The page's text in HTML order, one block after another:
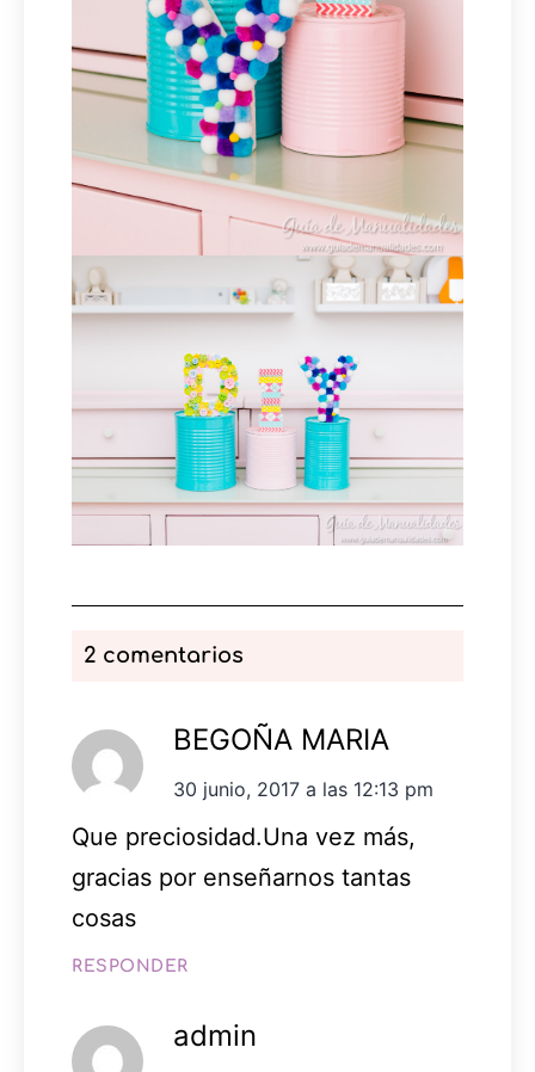
2 comentarios
BEGOÑA MARIA
30 junio, 2017 a las 12:13 pm
Que preciosidad.Una vez más,
gracias por enseñarnos tantas
cosas
RESPONDER
admin